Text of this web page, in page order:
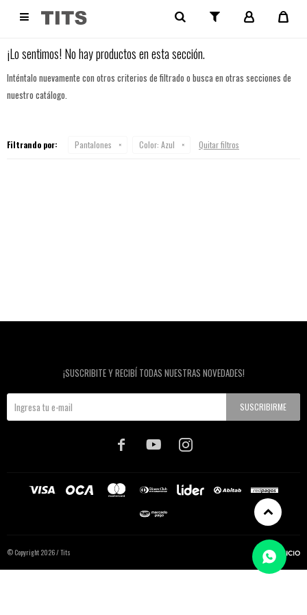
 NO SE HAN RECUPERADO PRODUCTOS
¡Lo sentimos! No hay productos en esta sección.
Inténtalo nuevamente con otros criterios de filtrado o busca en otras secciones de
nuestro catálogo.
Filtrando por: Pantalones Color: Azul Quitar filtros
¡SUSCRIBITE Y RECIBÍ TODAS NUESTRAS NOVEDADES!
SUSCRIBIRME
  
© Copyright 2026 / Tits